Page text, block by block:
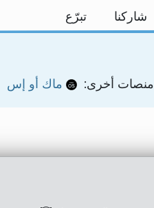
شاركنا تبرّع
منصات أخرى: ماك أو إس